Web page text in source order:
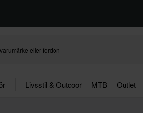
Livsstil & Outdoor MTB Outlet